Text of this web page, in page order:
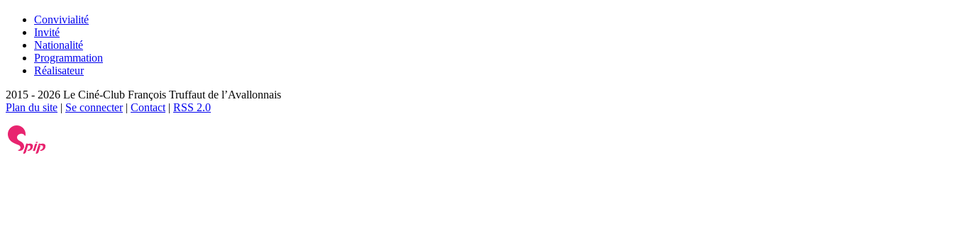
Convivialité
Invité
Nationalité
Programmation
Réalisateur
2015 - 2026 Le Ciné-Club François Truffaut de l’Avallonnais
Plan du site | Se connecter| Contact| RSS 2.0